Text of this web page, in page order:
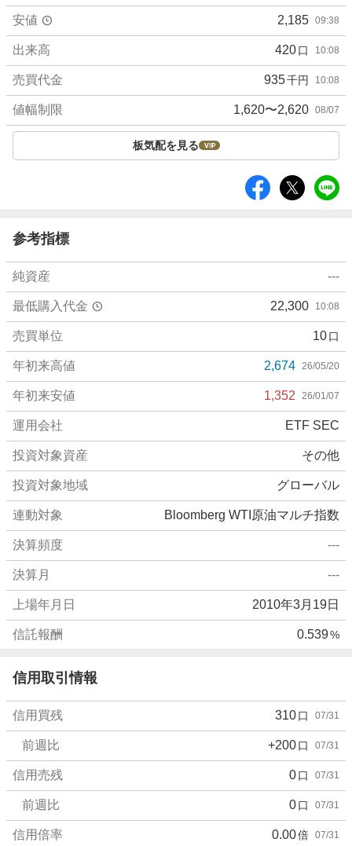
安値 2,185 09:38
出来高 420口 10:08
売買代金 935千円 10:08
値幅制限 1,620〜2,620 08/07
板気配を見る
ア
参考指標
純資産 ---
最低購入代金 22,300 10:08
売買単位 10口
年初来高値 2,674 26/05/20
年初来安値 1,352 26/01/07
運用会社 ETF SEC
投資対象資産 その他
投資対象地域 グローバル
連動対象 Bloomberg WTI原油マルチ指数
決算頻度 ---
決算月 ---
上場年月日 2010年3月19日
信託報酬 0.539%
信用取引情報
信用買残 310口 07/31
前週比 +200口 07/31
信用売残 0口 07/31
前週比 0口 07/31
信用倍率 0.00倍 07/31